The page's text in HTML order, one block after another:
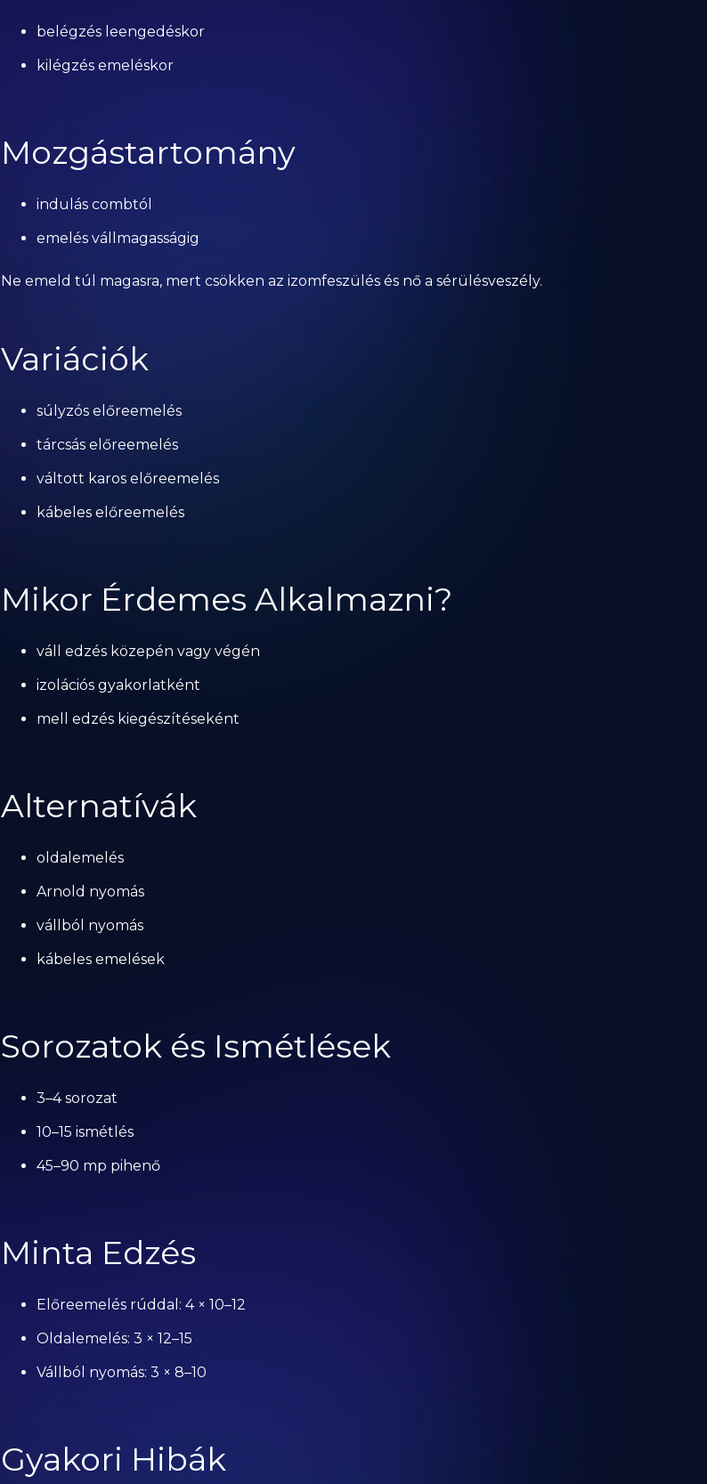
belégzés leengedéskor
kilégzés emeléskor
Mozgástartomány
indulás combtól
emelés vállmagasságig
Ne emeld túl magasra, mert csökken az izomfeszülés és nő a sérülésveszély.
Variációk
súlyzós előreemelés
tárcsás előreemelés
váltott karos előreemelés
kábeles előreemelés
Mikor Érdemes Alkalmazni?
váll edzés közepén vagy végén
izolációs gyakorlatként
mell edzés kiegészítéseként
Alternatívák
oldalemelés
Arnold nyomás
vállból nyomás
kábeles emelések
Sorozatok és Ismétlések
3–4 sorozat
10–15 ismétlés
45–90 mp pihenő
Minta Edzés
Előreemelés rúddal: 4 × 10–12
Oldalemelés: 3 × 12–15
Vállból nyomás: 3 × 8–10
Gyakori Hibák